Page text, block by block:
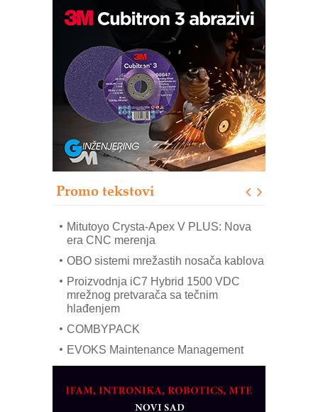
Promo tekstovi
Automatizacija pakovanja · Display
(Shelf-Ready) omotnice
Potpuna efikasnost bez složenih
sistema
Trajna oznaka kao dugoročna korist
Bezbednost na prvom mestu!
IB BLUMENAUER - više od 40 godina
poverenja u industriji
Art Utopia Studio – vizuelne priče
Mitutoyo Crysta-Apex V PLUS: Nova
era CNC merenja
OBO sistemi mrežastih nosača kablova
Proizvodnja iC7 Hybrid 1500 VDC
mrežnog pretvarača sa tečnim
hlađenjem
COMBYPACK
EVOKS Maintenance Management
na viši nivo
Detekcija različitih oblika